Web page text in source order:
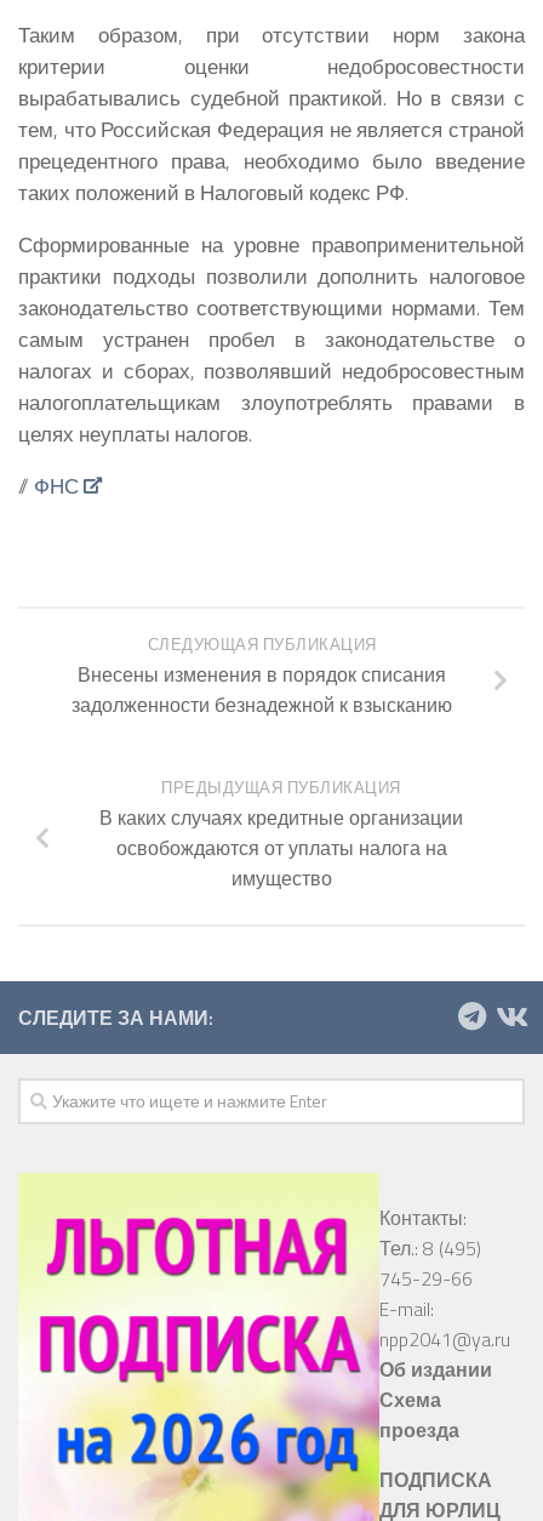
Таким образом, при отсутствии норм закона
критерии оценки недобросовестности
вырабатывались судебной практикой. Но в связи с
тем, что Российская Федерация не является страной
прецедентного права, необходимо было введение
таких положений в Налоговый кодекс РФ.
Сформированные на уровне правоприменительной
практики подходы позволили дополнить налоговое
законодательство соответствующими нормами. Тем
самым устранен пробел в законодательстве о
налогах и сборах, позволявший недобросовестным
налогоплательщикам злоупотреблять правами в
целях неуплаты налогов.
// ФНС
СЛЕДУЮЩАЯ ПУБЛИКАЦИЯ
Внесены изменения в порядок списания
задолженности безнадежной к взысканию
ПРЕДЫДУЩАЯ ПУБЛИКАЦИЯ
В каких случаях кредитные организации
освобождаются от уплаты налога на
имущество
СЛЕДИТЕ ЗА НАМИ:
Контакты:
Тел.: 8 (495)
745-29-66
E-mail:
npp2041@ya.ru
Об издании
Схема
проезда
ПОДПИСКА
ДЛЯ ЮРЛИЦ